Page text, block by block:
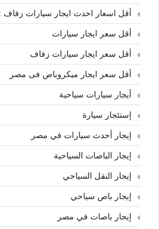
أقل اسعار احدث ايجار سيارات زفاف :
أقل سعر ايجار سيارات
أقل سعر ايجار سيارات زفاف
أقل سعر ايجار ميكروباص فى مصر
أيجار سيارات سياحية
إستئجار سيارة
إيجار أحدث سيارات في مصر
إيجار الباصات السياحية
إيجار النقل السياحي
إيجار باص سياحي
إيجار باصات في مصر